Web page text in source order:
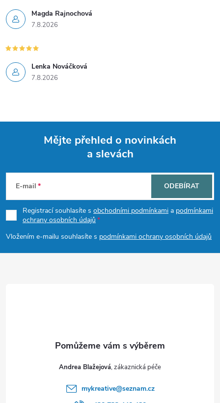
Magda Rajnochová
7.8.2026
Lenka Nováčková
7.8.2026
p
a
t
Mějte přehled o novinkách
a slevách
E-mail
Registrací souhlasíte s obchodními podmínkami a podmínkami
ochrany osobních údajů
Vložením e-mailu souhlasíte s podmínkami ochrany osobních údajů
ODEBÍRAT
Andrea Blažejová
mykreative@seznam.cz